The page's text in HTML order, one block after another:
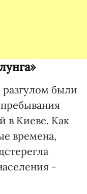
были
в Киеве. Как
времена,
-